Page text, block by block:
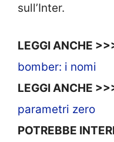
sull’Inter.
LEGGI ANCHE
bomber: i nomi
LEGGI ANCHE
parametri zero
POTREBBE